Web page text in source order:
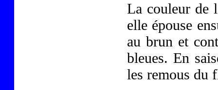
La couleur de
elle épouse
au brun et
bleues. En
les remous du